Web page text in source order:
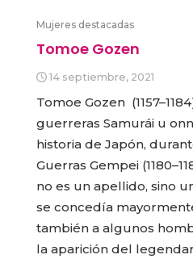
Mujeres destacadas
Tomoe Gozen
14 septiembre, 2021
Tomoe Gozen
guerreras Samurái u
historia de Japón,
Guerras Gempei
no es un apellido, sino
se concedía
también a algunos
la aparición del